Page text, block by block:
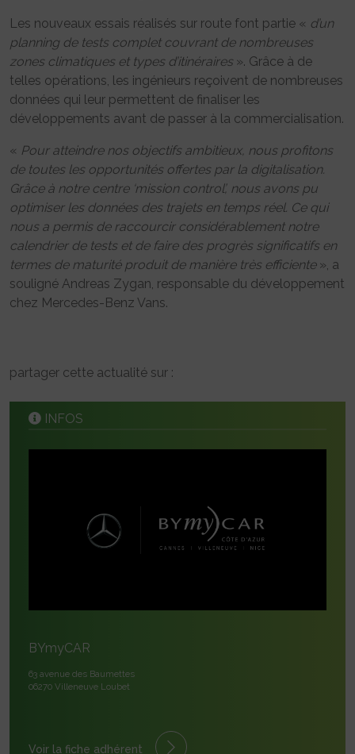
Les nouveaux essais réalisés sur route font partie « d’un
planning de tests complet couvrant de nombreuses
zones climatiques et types d’itinéraires». Grâce à de
telles opérations, les ingénieurs reçoivent de nombreuses
données qui leur permettent de finaliser les
développements avant de passer à la commercialisation.
« Pour atteindre nos objectifs ambitieux, nous profitons
de toutes les opportunités offertes par la digitalisation.
Grâce à notre centre ‘mission control’, nous avons pu
optimiser les données des trajets en temps réel. Ce qui
nous a permis de raccourcir considérablement notre
calendrier de tests et de faire des progrès significatifs en
termes de maturité produit de manière très efficiente», a
souligné Andreas Zygan, responsable du développement
chez Mercedes-Benz Vans.
partager cette actualité sur :
INFOS
BYmyCAR
63 avenue des Baumettes
06270 Villeneuve Loubet
Voir la fiche adhérent